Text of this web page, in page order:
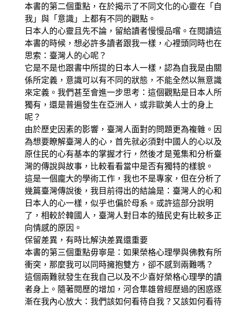
本書的第二個重點，在於揭示了不同文化的心靈在「自
我」與「意識」上都有不同的觀點。
日本人的心靈且先不論，留給讀者慢慢品嚐。在閱讀這
本書的時候，想必許多讀者跟我一樣，心裡頭同時也在
思索：臺灣人的心呢？
它是不是也跟書中所提的日本人一樣，認為自我是由關
係所定義，意識可以有不同的狀態，不能全然以無意識
來定義。我們甚至會進一步思考：這個觀點是日本人所
獨有，還是普遍發生在亞洲人，或非歐美人士的身上
呢？
由於歷史因素的影響，臺灣人面對的問題更為複雜。因
為想要瞭解臺灣人的心，首先就必須對中國人的心以及
原住民的心有基本的掌握才行，然後才是蒐集和分析臺
灣的傳說與故事，比較看看當中是否有獨特的樣貌。
這是一個龐大的學術工作，我也不是專家，但在分析了
幾篇臺灣傳說後，我目前得出的結論是：臺灣人的心和
日本人的心一樣，似乎也偏於母系。或許這部分說明
了，相較於韓國人，臺灣人對日本的殖民史有比較多正
向情感的原因。
保留差異，有時比解決差異還重要
本書的第三個重點毋寧是：如果榮格心理學與佛教有所
衝突，那麼我可以同時擁抱雙方，卻不感到兩難嗎？
這個兩難就發生在我自己以及不少喜好榮格心理學的讀
者身上。隨著閱歷的增加，河合隼雄曾經歷過的困惑逐
漸在我內心放大：我們該如何看待自我？又該如何看待